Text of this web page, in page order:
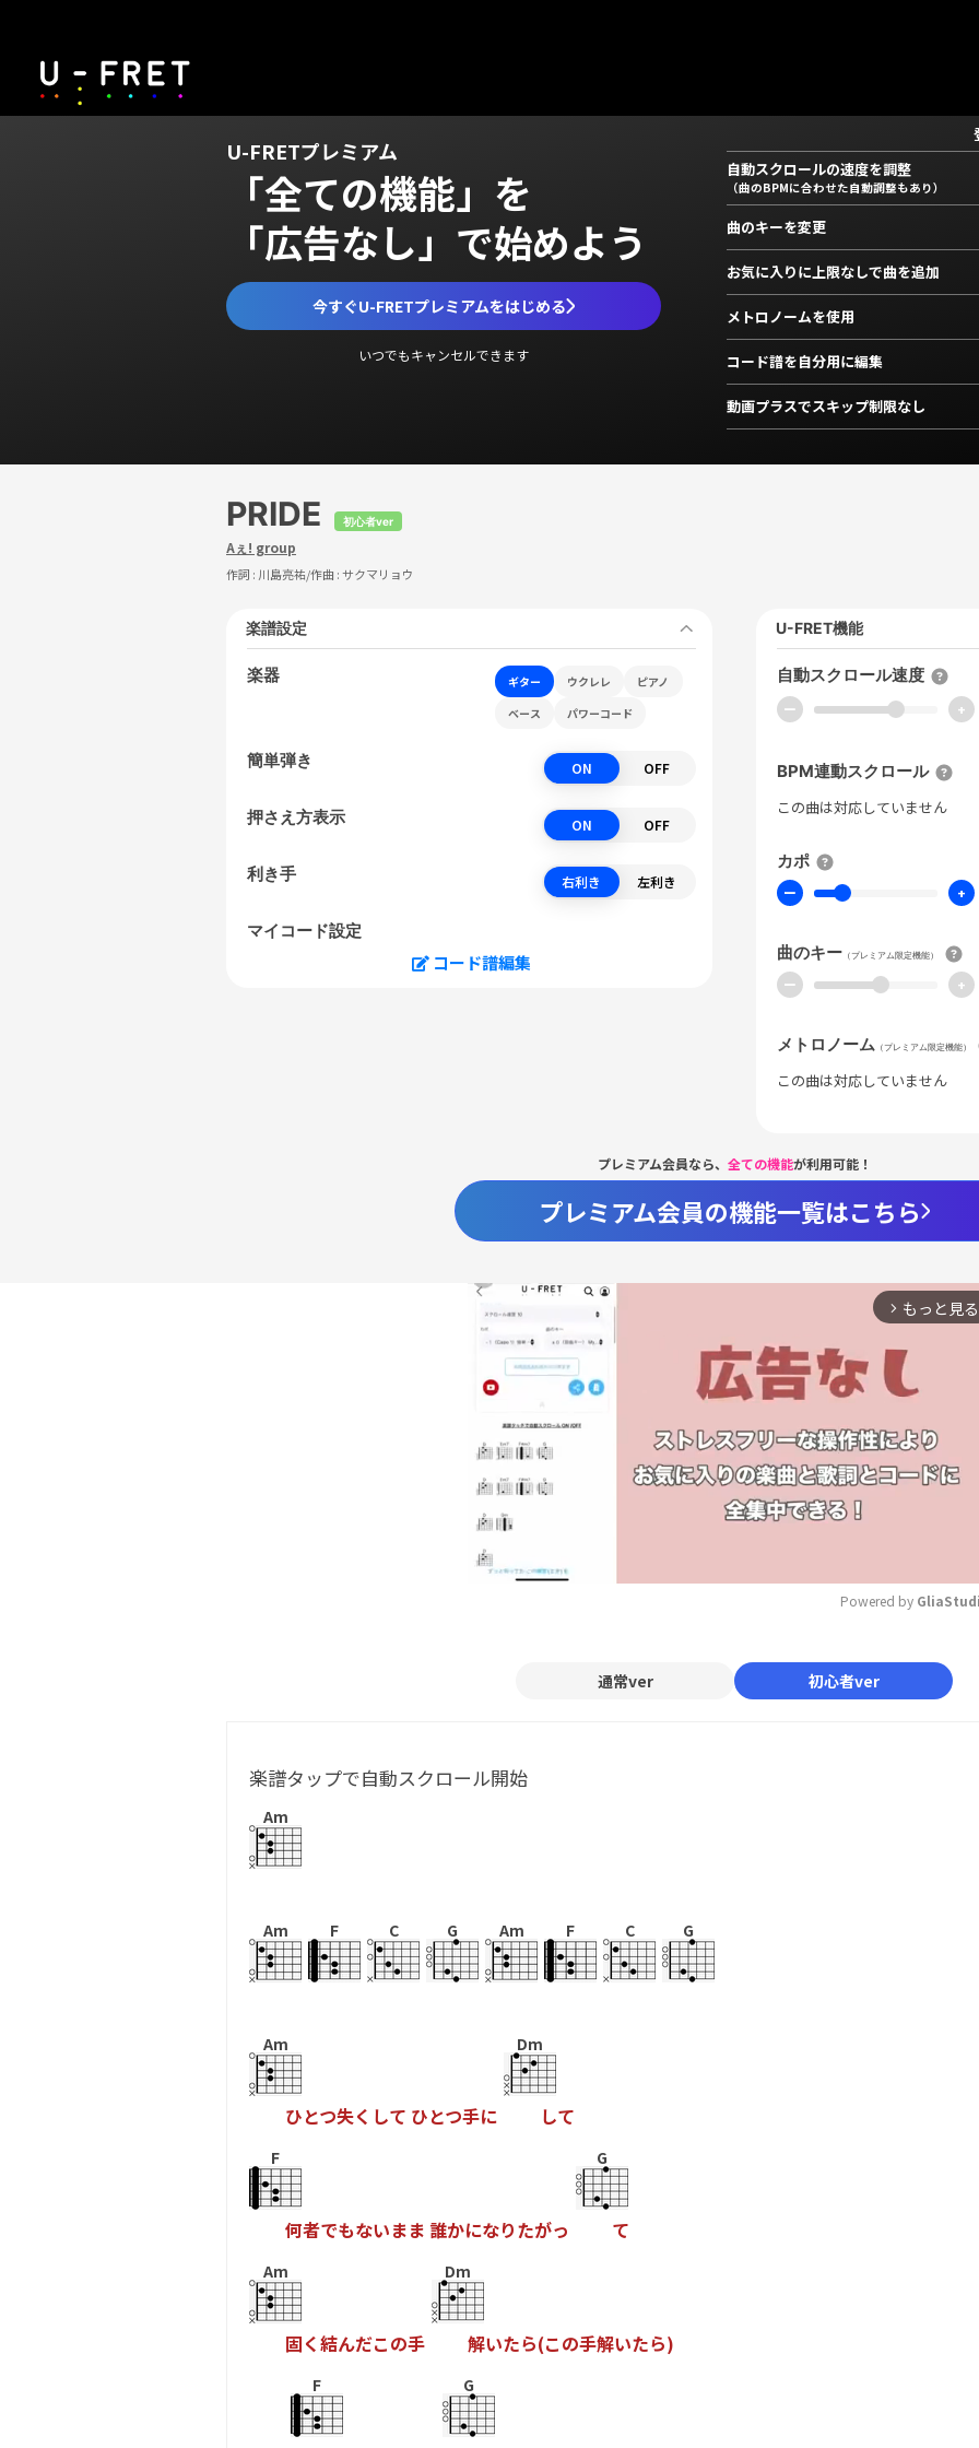
U-FRETプレミアム
「全ての機能」を
「広告なし」で始めよう
今すぐU-FRETプレミアムをはじめる
いつでもキャンセルできます
自動スクロールの速度を調整
（曲のBPMに合わせた自動調整もあり）
曲のキーを変更
お気に入りに上限なしで曲を追加
メトロノームを使用
コード譜を自分用に編集
動画プラスでスキップ制限なし
PRIDE 初心者ver
Aぇ! group
作詞 : 川島亮祐/作曲 :サクマリョウ
楽譜設定
楽器 ギター ウクレレ
ピアノ
ベース
パワーコード
簡単弾き ON OFF
押さえ方表示 ON OFF
利き手 右利き 左利き
マイコード設定
コード譜編集
U-FRET機能
自動スクロール速度
ー +
BPM連動スクロール
この曲は対応していません
カポ
ー +
曲のキー （プレミアム限定機能）
ー +
メトロノーム （プレミアム限定機能）
この曲は対応していません
プレミアム会員なら、 全ての機能が利用可能！
プレミアム会員の機能一覧はこちら
arrow_forward_ios もっと見る
Mute
Powered by
通常ver 初心者ver
楽譜タップで自動スクロール開始
Am
Am F C G Am F C G
Am
ひとつ失く して ひとつ手に
Dm
して
F
何者でもないまま 誰かになりたがっ
G
て
Am
固く結んだこの手
Dm
解いたら(この手解いたら)
F G